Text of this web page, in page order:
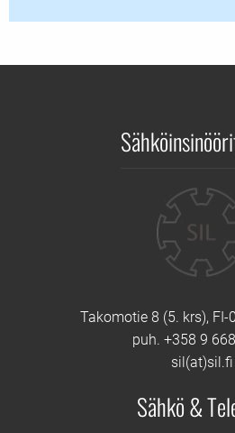
Takomotie 8 (5. krs), FI-
puh. +358 9
sil(at)sil.fi
Sähkö &